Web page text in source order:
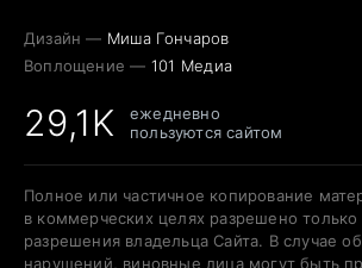
Дизайн — Миша Гончаров
Воплощение — 101 Медиа
29,1K
ежедневно
пользуются сайтом
Полное или частичное копирование
в коммерческих целях разрешено
разрешения владельца Сайта. В случае
нарушений, виновные лица могут быть